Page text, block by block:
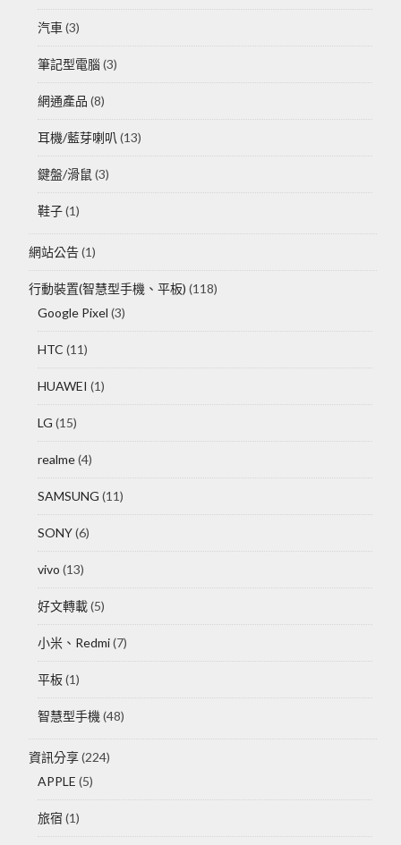
汽車 (3)
筆記型電腦(3)
網通產品 (8)
耳機/藍芽喇叭 (13)
鍵盤/滑鼠 (3)
鞋子(1)
網站公告(1)
行動裝置(智慧型手機、平板) (118)
Google Pixel (3)
HTC (11)
HUAWEI (1)
LG (15)
realme(4)
SAMSUNG (11)
SONY(6)
vivo (13)
好文轉載(5)
小米、Redmi(7)
平板(1)
智慧型手機 (48)
資訊分享(224)
APPLE (5)
旅宿 (1)